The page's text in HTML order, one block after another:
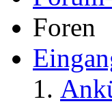
Foren